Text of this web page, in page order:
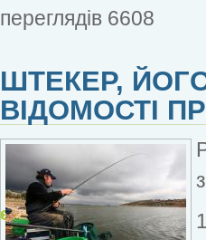
переглядів 6608
ШТЕКЕР,
ВІДОМОСТІ